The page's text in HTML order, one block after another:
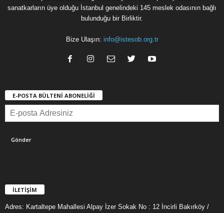
sanatkarların üye olduğu İstanbul genelindeki 145 meslek odasının bağlı
bulunduğu bir Birliktir.
Bize Ulaşın: info@istesob.org.tr
E-POSTA BÜLTENİ ABONELİĞİ
İLETİŞİM
Adres: Kartaltepe Mahallesi Alpay İzer Sokak No : 12 İncirli Bakırköy /